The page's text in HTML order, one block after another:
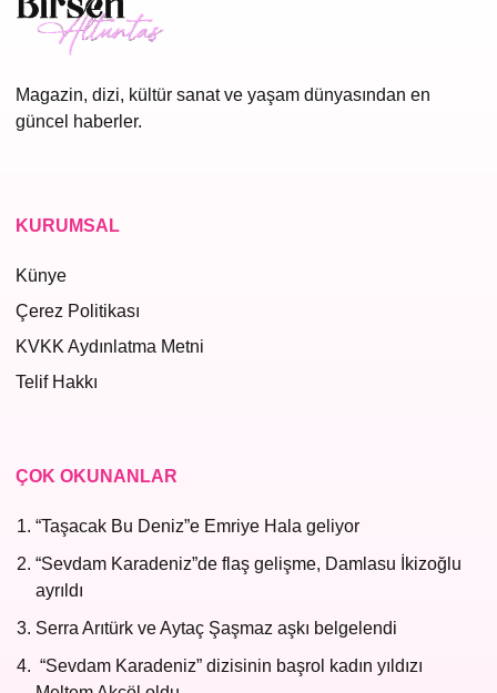
Magazin, dizi, kültür sanat ve yaşam dünyasından en
güncel haberler.
KURUMSAL
Künye
Çerez Politikası
KVKK Aydınlatma Metni
Telif Hakkı
ÇOK OKUNANLAR
“Taşacak Bu Deniz”e Emriye Hala geliyor
“Sevdam Karadeniz”de flaş gelişme, Damlasu İkizoğlu
ayrıldı
Serra Arıtürk ve Aytaç Şaşmaz aşkı belgelendi
“Sevdam Karadeniz” dizisinin başrol kadın yıldızı